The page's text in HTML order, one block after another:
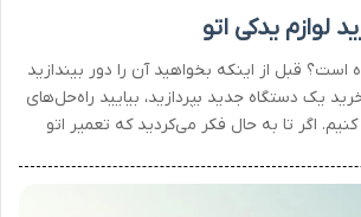
لوازم یدکی اتو
است؟ قبل از اینکه بخواهید آن را دور بیندازید
یک دستگاه جدید بپردازید، بیایید راه‌حل‌های
اگر تا به حال فکر می‌کردید که تعمیر اتو